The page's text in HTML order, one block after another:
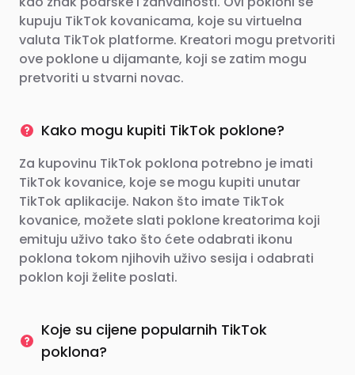
kupuju TikTok kovanicama, koje su virtuelna
valuta TikTok platforme. Kreatori mogu pretvoriti
ove poklone u dijamante, koji se zatim mogu
pretvoriti u stvarni novac.
Kako mogu kupiti TikTok poklone?
Za kupovinu TikTok poklona potrebno je imati
TikTok kovanice, koje se mogu kupiti unutar
TikTok aplikacije. Nakon što imate TikTok
kovanice, možete slati poklone kreatorima koji
emituju uživo tako što ćete odabrati ikonu
poklona tokom njihovih uživo sesija i odabrati
poklon koji želite poslati.
Koje su cijene popularnih TikTok
poklona?